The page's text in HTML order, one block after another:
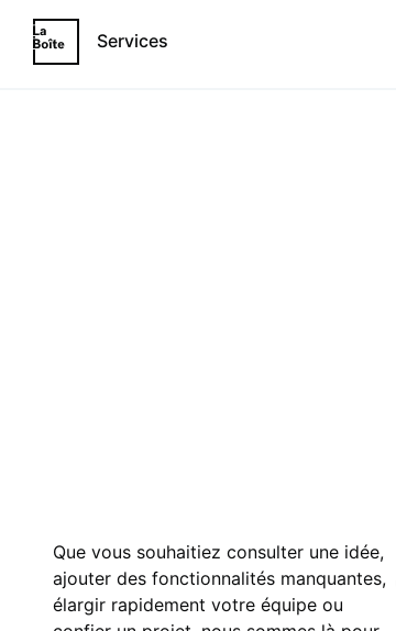
Services
Que vous souhaitiez consulter une idée,
ajouter des fonctionnalités manquantes,
élargir rapidement votre équipe ou